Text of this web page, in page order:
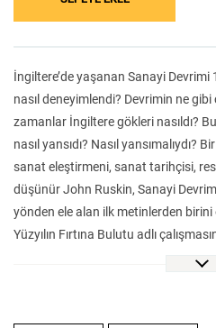
İngiltere’de yaşanan Sanayi Devrimi
nasıl deneyimlendi? Devrimin ne
zamanlar İngiltere gökleri nasıldı?
nasıl yansıdı? Nasıl yansımalıydı?
sanat eleştirmeni, sanat tarihçisi,
düşünür John Ruskin, Sanayi
yönden ele alan ilk metinlerden
Yüzyılın Fırtına Bulutu adlı
Oxford Üniversitesi’nde verdiği
mekânların gökleriyle, büyük